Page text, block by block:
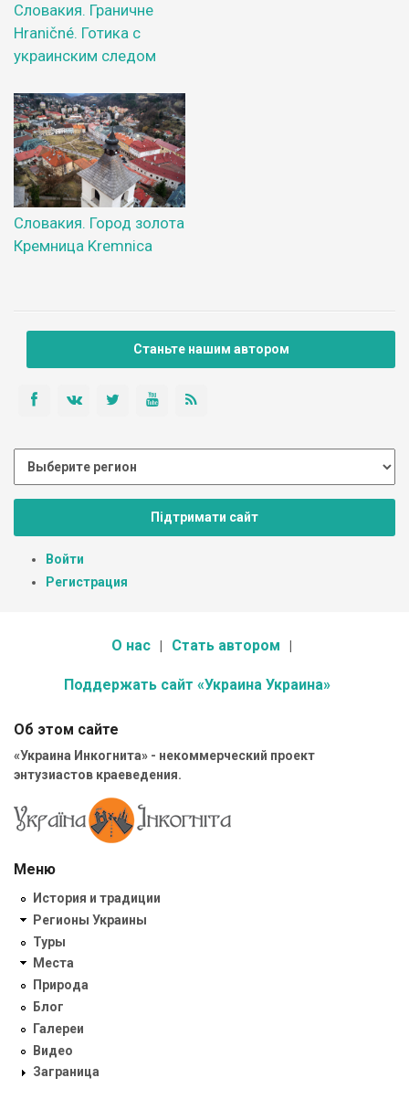
Словакия. Граничне
Hraničné. Готика с
украинским следом
Словакия. Город золота
Кремница Kremnica
Станьте нашим автором
Підтримати сайт
Войти
Регистрация
О нас Стать автором
Поддержать сайт «Украина Украина»
Об этом сайте
«Украина Инкогнита» - некоммерческий проект
энтузиастов краеведения.
Меню
История и традиции
Регионы Украины
Туры
Места
Природа
Блог
Галереи
Видео
Заграница